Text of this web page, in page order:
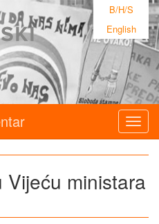
B/H/S
English
ministara